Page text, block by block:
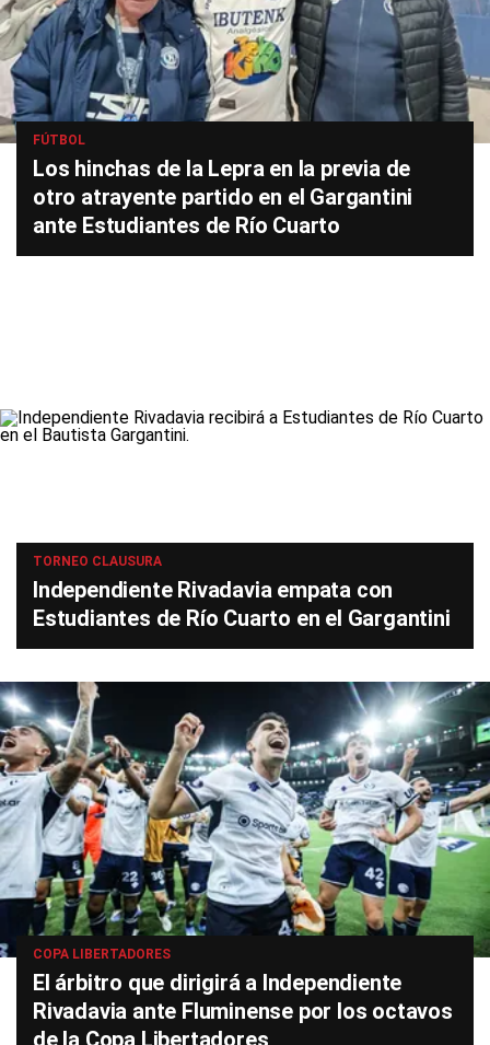
FÚTBOL
Los hinchas de la Lepra en la previa de
otro atrayente partido en el Gargantini
ante Estudiantes de Río Cuarto
TORNEO CLAUSURA
Independiente Rivadavia empata con
Estudiantes de Río Cuarto en el Gargantini
COPA LIBERTADORES
El árbitro que dirigirá a Independiente
Rivadavia ante Fluminense por los octavos
de la Copa Libertadores